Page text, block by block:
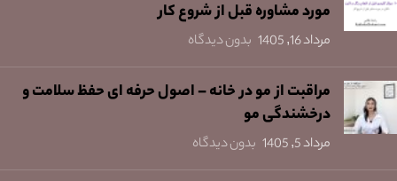
مورد مشاوره قبل از شروع کار
مرداد 16, 1405 بدون دیدگاه
مراقبت از مو در خانه – اصول حرفه ای حفظ سلامت و
درخشندگی مو
مرداد 5, 1405 بدون دیدگاه